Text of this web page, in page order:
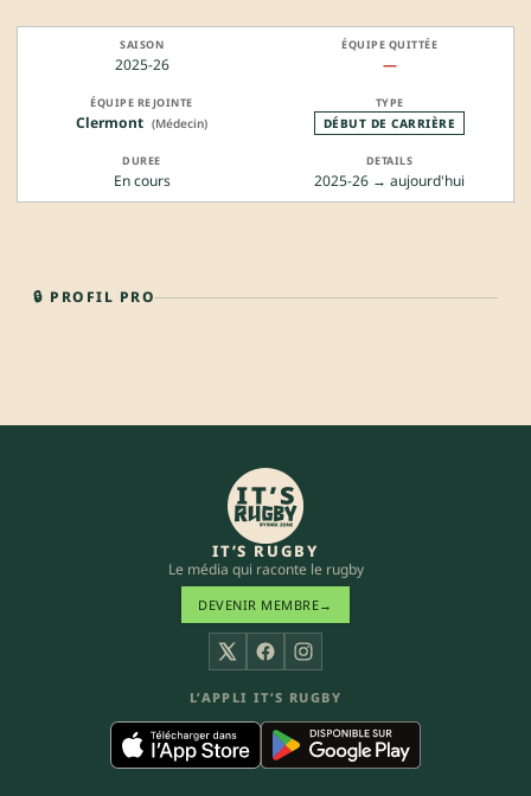
2025-26 —
Clermont (Médecin) DÉBUT DE CARRIÈRE
En cours 2025-26 → aujourd'hui
🔒 PROFIL PRO
IT’S RUGBY
Le média qui raconte le rugby
DEVENIR MEMBRE→
X FacebookInstagram
L’APPLI IT’S RUGBY